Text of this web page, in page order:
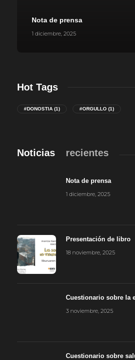
Nota de prensa
1 diciembre, 2025
Hot Tags
#DONOSTIA (1) #ORGULLO (1)
Noticias recientes
Nota de prensa
1 diciembre, 2025
Presentación de libro
18 noviembre, 2025
Cuestionario sobre la
3 noviembre, 2025
Cuestionario sobre